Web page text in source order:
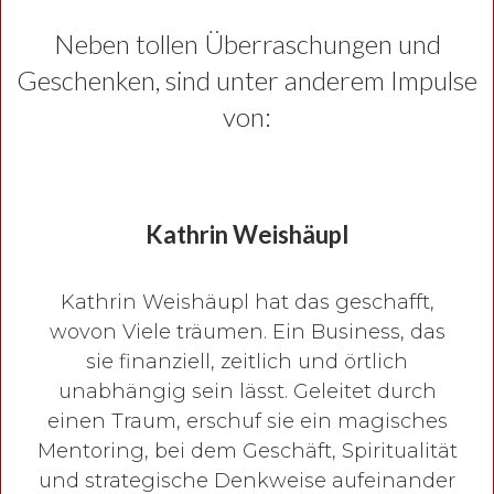
Neben tollen Überraschungen und
Geschenken, sind unter anderem Impulse
von:
Kathrin Weishäupl
Kathrin Weishäupl hat das geschafft,
wovon Viele träumen. Ein Business, das
sie finanziell, zeitlich und örtlich
unabhängig sein lässt. Geleitet durch
einen Traum, erschuf sie ein magisches
Mentoring, bei dem Geschäft, Spiritualität
und strategische Denkweise aufeinander